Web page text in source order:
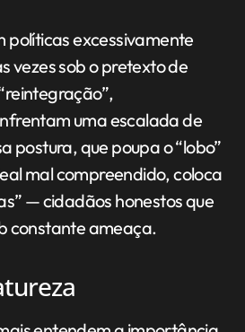
políticas excessivamente
vezes sob o pretexto de
uma escalada de
postura, que poupa o “lobo”
mal compreendido, coloca
— cidadãos honestos que
constante ameaça.